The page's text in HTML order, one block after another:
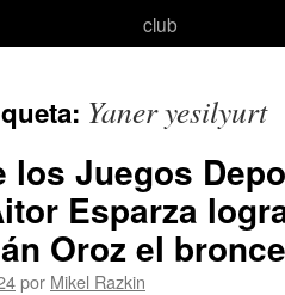
club
Yaner yesilyurt
los Juegos
Esparza
Oroz el
por Mikel Razkin